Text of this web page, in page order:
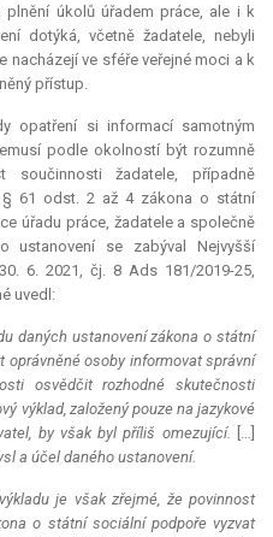
plnění úkolů úřadem práce, ale i k
dotýká, včetně žadatele, nebyli
nacházejí ve sféře veřejné moci a k
přístup.
opatření si informací samotným
podle okolností být rozumně
součinnosti žadatele, případně
61 odst. 2 až 4 zákona o státní
úřadu práce, žadatele a společně
ustanovení se zabýval Nejvyšší
6. 2021, čj. 8 Ads 181/2019-25,
uvedl:
daných ustanovení zákona o státní
oprávněné osoby informovat správní
osvědčit rozhodné skutečnosti
výklad, založený pouze na jazykové
by však byl příliš omezující.
[…]
a účel daného ustanovení.
je však zřejmé, že povinnost
o státní sociální podpoře vyzvat